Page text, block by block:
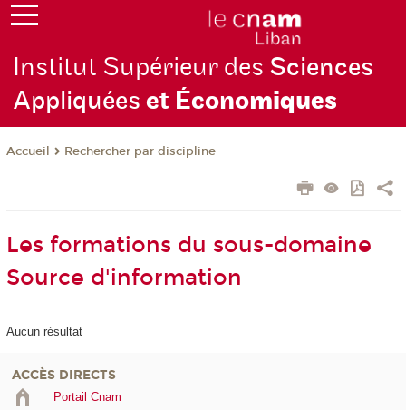
Institut Supérieur des Sciences
Appliquéeset Économiques
Accueil Rechercher par discipline
Les formations du sous-domaine
Source d'information
Aucun résultat
ACCÈS DIRECTS
Portail Cnam